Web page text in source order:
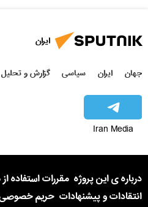
ایران
جهان ایران سیاسی گزارش و تحلیل
Iran Media
درباره ی این پروژه مقررات استفاده
انتقادات و پیشنهادات حریم